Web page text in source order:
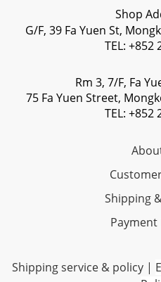
Shop
G/F, 39 Fa Yuen St,
TEL: +852
Rm 3, 7/F, Fa
75 Fa Yuen Street,
TEL: +852
Shipping
Shipping service & policy|